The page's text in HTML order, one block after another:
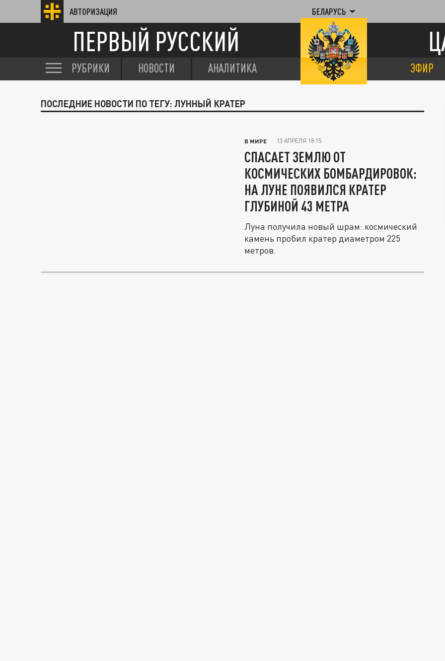
АВТОРИЗАЦИЯ БЕЛАРУСЬ
ПЕРВЫЙ РУССКИЙ
РУБРИКИ НОВОСТИ АНАЛИТИКА ЭФИР
ПОСЛЕДНИЕ НОВОСТИ ПО ТЕГУ: ЛУННЫЙ КРАТЕР
В МИРЕ 13 АПРЕЛЯ 18:15
СПАСАЕТ ЗЕМЛЮ ОТ
КОСМИЧЕСКИХ БОМБАРДИРОВОК:
НА ЛУНЕ ПОЯВИЛСЯ КРАТЕР
ГЛУБИНОЙ 43 МЕТРА
Луна получила новый шрам: космический
камень пробил кратер диаметром 225
метров.